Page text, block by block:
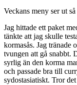
Veckans meny ser ut
Jag hittade ett paket
tänkte att jag skulle
kormasås. Jag tränade
tvungen att gå snabbt.
syrlig än den korma
och passade bra till
sydostasiatiskt. Tror